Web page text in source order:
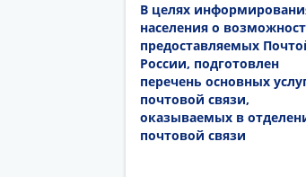
В целях
населения о
предоставляемых
России, подготовлен
перечень основных
почтовой связи,
оказываемых в
почтовой связи